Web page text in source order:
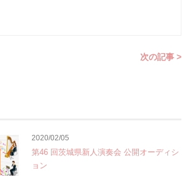
次の記事 >
2020/02/05
第46 回茨城県新人演奏会 公開オーディシ
ョン